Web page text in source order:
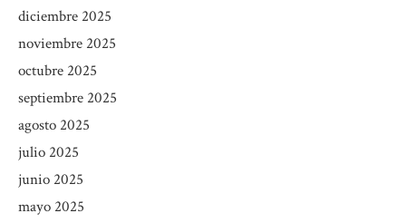
diciembre 2025
noviembre 2025
octubre 2025
septiembre 2025
agosto 2025
julio 2025
junio 2025
mayo 2025